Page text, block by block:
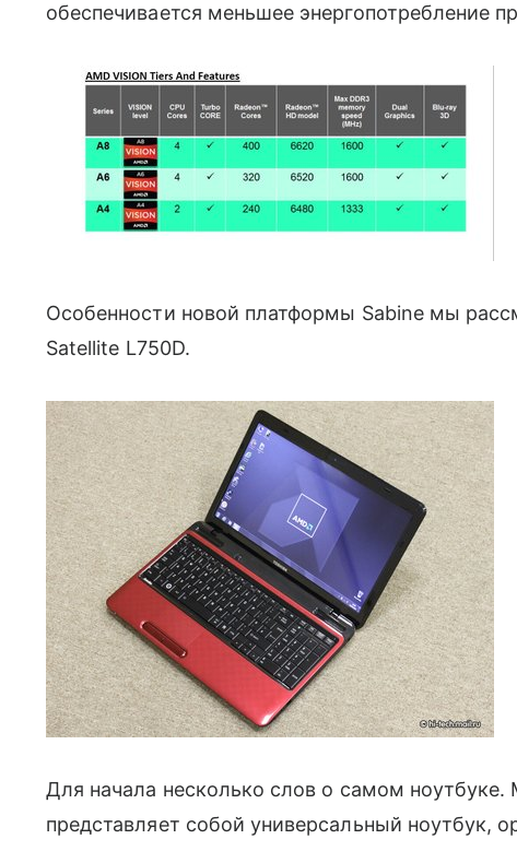
обеспечивается меньшее энергопотребление
Особенности новой платформы Sabine мы
Satellite L750D.
Для начала несколько слов о самом
представляет собой универсальный ноутбук,